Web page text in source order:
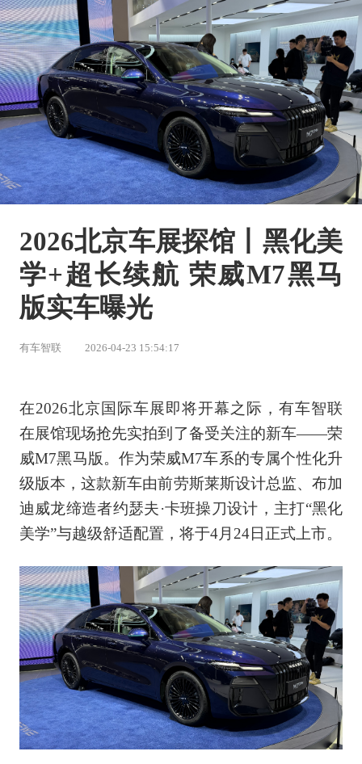
2026北京车展探馆丨黑化美
学+超长续航 荣威M7黑马
版实车曝光
有车智联 2026-04-23 15:54:17
在2026北京国际车展即将开幕之际，有车智联
在展馆现场抢先实拍到了备受关注的新车——荣
威M7黑马版。作为荣威M7车系的专属个性化升
级版本，这款新车由前劳斯莱斯设计总监、布加
迪威龙缔造者约瑟夫·卡班操刀设计，主打“黑化
美学”与越级舒适配置，将于4月24日正式上市。